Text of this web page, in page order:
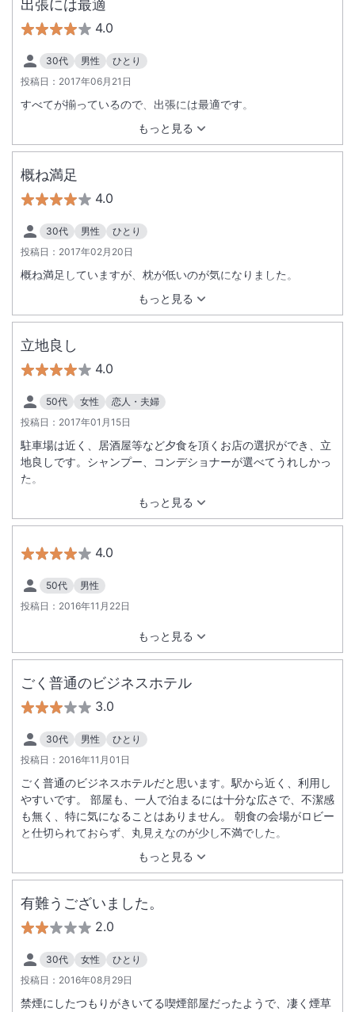
出張には最適
4.0
30代 男性
ひとり
投稿日： 2017年06月21日
もっと見る
すべてが揃っているので、出張には最適です。
概ね満足
4.0
30代 男性
ひとり
投稿日： 2017年02月20日
もっと見る
概ね満足していますが、枕が低いのが気になりました。
立地良し
4.0
50代 女性
恋人・夫婦
投稿日： 2017年01月15日
もっと見る
駐車場は近く、居酒屋等など夕食を頂くお店の選択ができ、立
地良しです。シャンプー、コンデショナーが選べてうれしかっ
た。
4.0
50代
男性
投稿日： 2016年11月22日
もっと見る
ごく普通のビジネスホテル
3.0
30代 男性
ひとり
投稿日： 2016年11月01日
もっと見る
ごく普通のビジネスホテルだと思います。駅から近く、利用し
やすいです。 部屋も、一人で泊まるには十分な広さで、不潔感
も無く、特に気になることはありません。 朝食の会場がロビー
と仕切られておらず、丸見えなのが少し不満でした。
有難うございました。
2.0
30代 女性
ひとり
投稿日： 2016年08月29日
禁煙にしたつもりがきいてる喫煙部屋だったようで、凄く煙草